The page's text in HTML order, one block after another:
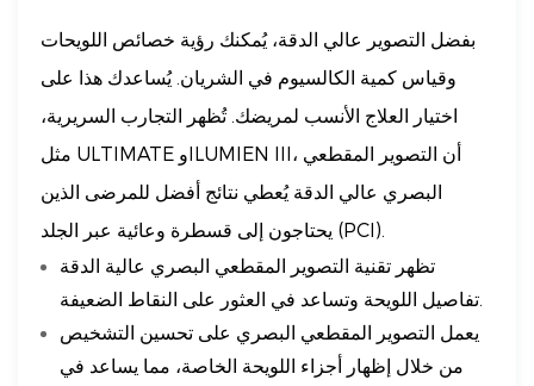
بفضل التصوير عالي الدقة، يُمكنك رؤية خصائص اللويحات
وقياس كمية الكالسيوم في الشريان. يُساعدك هذا على
اختيار العلاج الأنسب لمريضك. تُظهر التجارب السريرية،
مثل ULTIMATE وILUMIEN III، أن التصوير المقطعي
البصري عالي الدقة يُعطي نتائج أفضل للمرضى الذين
يحتاجون إلى قسطرة وعائية عبر الجلد (PCI).
تظهر تقنية التصوير المقطعي البصري عالية الدقة
يعمل التصوير المقطعي البصري على تحسين التشخيص
من خلال إظهار أجزاء اللويحة الخاصة، مما يساعد في